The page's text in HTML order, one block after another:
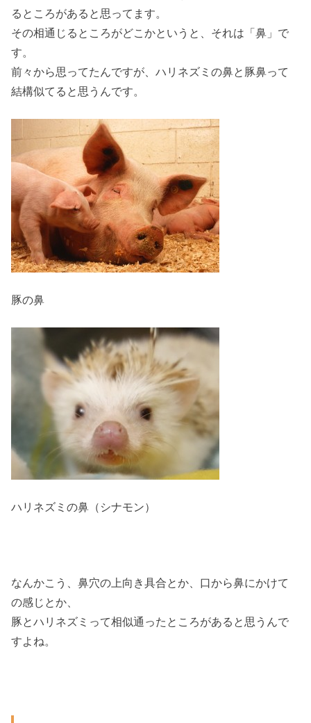
るところがあると思ってます。
その相通じるところがどこかというと、それは「鼻」で
す。
前々から思ってたんですが、ハリネズミの鼻と豚鼻って
結構似てると思うんです。
豚の鼻
ハリネズミの鼻（シナモン）
なんかこう、鼻穴の上向き具合とか、口から鼻にかけて
の感じとか、
豚とハリネズミって相似通ったところがあると思うんで
すよね。